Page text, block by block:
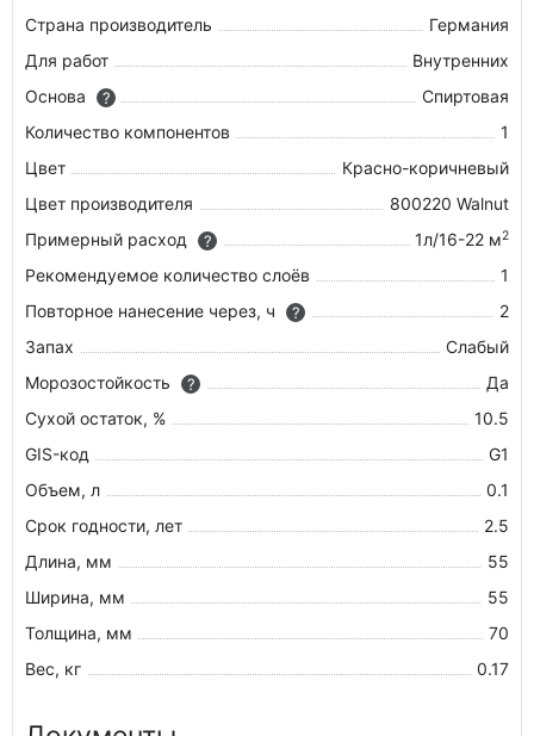
Страна производитель
Германия
Для работ
Внутренних
Основа
?
Спиртовая
Количество компонентов
1
Цвет
Красно-коричневый
Цвет производителя
800220 Walnut
Примерный расход
? 1л/16-22 м2
Рекомендуемое количество слоёв
1
Повторное нанесение через, ч
?
2
Запах
Слабый
Морозостойкость
?
Да
Сухой остаток, %
10.5
GIS-код
G1
Объем, л
0.1
Срок годности, лет
2.5
Длина, мм
55
Ширина, мм
55
Толщина, мм
70
Вес, кг
0.17